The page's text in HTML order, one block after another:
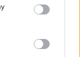
be Bill
Lindsey